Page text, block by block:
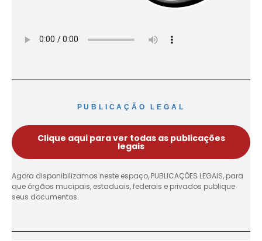
PUBLICAÇÃO LEGAL
Clique aqui para ver todas as publicações
legais
Agora disponibilizamos neste espaço, PUBLICAÇÕES LEGAIS, para
que órgãos mucipais, estaduais, federais e privados publique
seus documentos.